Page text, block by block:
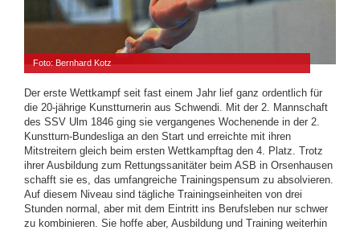
Foto: Bernhard Kotz
Der erste Wettkampf seit fast einem Jahr lief ganz ordentlich für
die 20-jährige Kunstturnerin aus Schwendi. Mit der 2. Mannschaft
des SSV Ulm 1846 ging sie vergangenes Wochenende in der 2.
Kunstturn-Bundesliga an den Start und erreichte mit ihren
Mitstreitern gleich beim ersten Wettkampftag den 4. Platz. Trotz
ihrer Ausbildung zum Rettungssanitäter beim ASB in Orsenhausen
schafft sie es, das umfangreiche Trainingspensum zu absolvieren.
Auf diesem Niveau sind tägliche Trainingseinheiten von drei
Stunden normal, aber mit dem Eintritt ins Berufsleben nur schwer
zu kombinieren. Sie hoffe aber, Ausbildung und Training weiterhin